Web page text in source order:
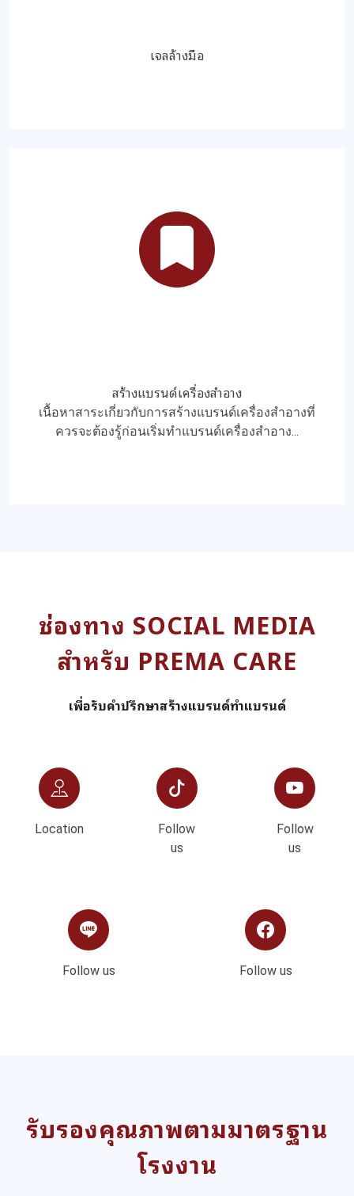
เจลล้างมือ
สร้างแบรนด์เครื่องสำอาง
เนื้อหาสาระเกี่ยวกับการสร้างแบรนด์เครื่องสำอางที่
ควรจะต้องรู้ก่อนเริ่มทำแบรนด์เครื่องสำอาง...
ช่องทาง SOCIAL MEDIA
สำหรับ PREMA CARE
เพื่อรับคำปรึกษาสร้างแบรนด์ทำแบรนด์
Location
Follow
us
Follow
us
Follow us Follow us
รับรองคุณภาพตามมาตรฐาน
โรงงาน